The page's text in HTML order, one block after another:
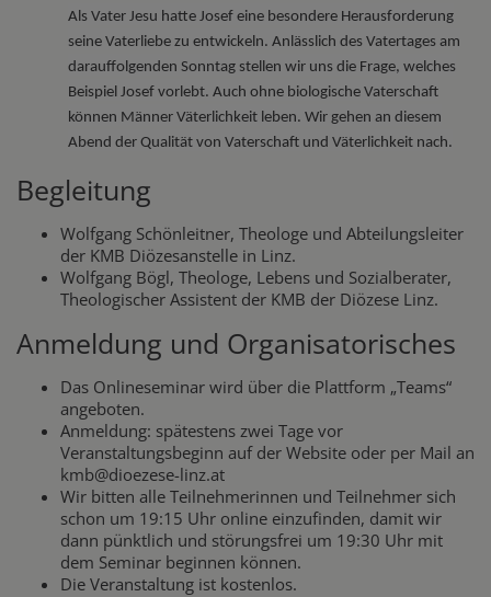
Als Vater Jesu hatte Josef eine besondere Herausforderung
seine Vaterliebe zu entwickeln. Anlässlich des Vatertages am
darauffolgenden Sonntag stellen wir uns die Frage, welches
Beispiel Josef vorlebt. Auch ohne biologische Vaterschaft
können Männer Väterlichkeit leben. Wir gehen an diesem
Abend der Qualität von Vaterschaft und Väterlichkeit nach.
Begleitung
Wolfgang Schönleitner, Theologe und Abteilungsleiter
der KMB Diözesanstelle in Linz.
Wolfgang Bögl, Theologe, Lebens und Sozialberater,
Theologischer Assistent der KMB der Diözese Linz.
Anmeldung und Organisatorisches
Das Onlineseminar wird über die Plattform „Teams“
angeboten.
Anmeldung: spätestens zwei Tage vor
Veranstaltungsbeginn auf der Website oder per Mail an
kmb@dioezese-linz.at
Wir bitten alle Teilnehmerinnen und Teilnehmer sich
schon um 19:15 Uhr online einzufinden, damit wir
dann pünktlich und störungsfrei um 19:30 Uhr mit
dem Seminar beginnen können.
Die Veranstaltung ist kostenlos.